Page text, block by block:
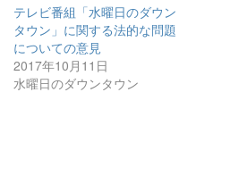
テレビ番組「水曜日のダウン
タウン」に関する法的な問題
についての意見
2017年10月11日
水曜日のダウンタウン